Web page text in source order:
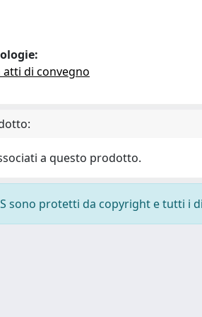
di convegno
a questo prodotto.
sono protetti da copyright e tutti i